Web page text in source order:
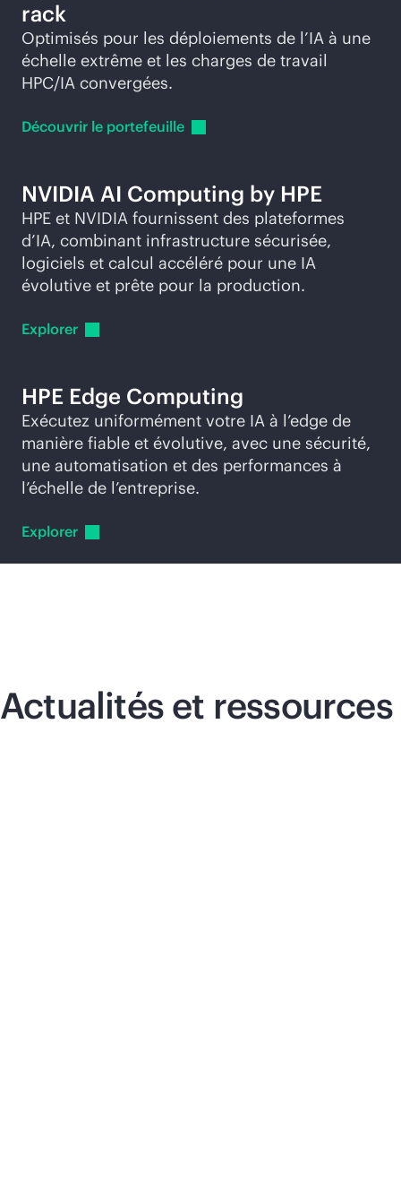
rack
Optimisés pour les déploiements de l’IA à une
échelle extrême et les charges de travail
HPC/IA convergées.
Découvrir le portefeuille
NVIDIA AI Computing by HPE
HPE et NVIDIA fournissent des plateformes
d’IA, combinant infrastructure sécurisée,
logiciels et calcul accéléré pour une IA
évolutive et prête pour la production.
Explorer
HPE Edge Computing
Exécutez uniformément votre IA à l’edge de
manière fiable et évolutive, avec une sécurité,
une automatisation et des performances à
l’échelle de l’entreprise.
Explorer
Actualités et ressources